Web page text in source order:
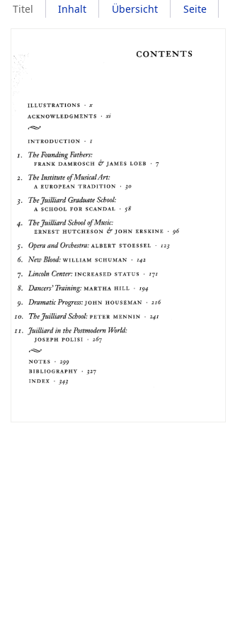
Titel Inhalt Übersicht Seite